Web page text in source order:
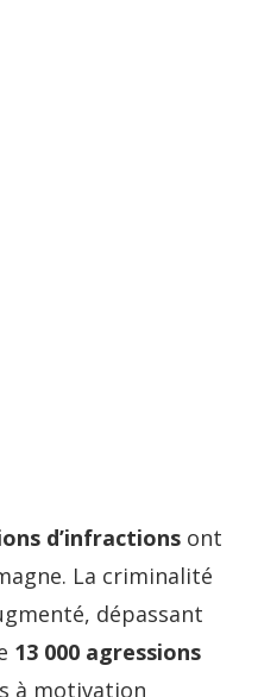
d’infractions ont
La criminalité
dépassant
13 000 agressions
à motivation